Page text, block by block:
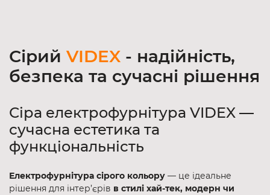
Сірий VIDEX - надійність,
безпека та сучасні рішення
Сіра електрофурнітура VIDEX —
сучасна естетика та
функціональність
Електрофурнітура сірого кольору — це ідеальне
рішення для інтер’єрів в стилі хай-тек, модерн чи